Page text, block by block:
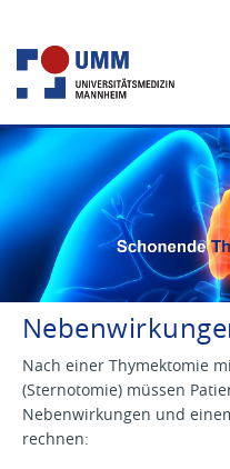
Nach einer Thymektomie
(Sternotomie) müssen
Nebenwirkungen und
rechnen: